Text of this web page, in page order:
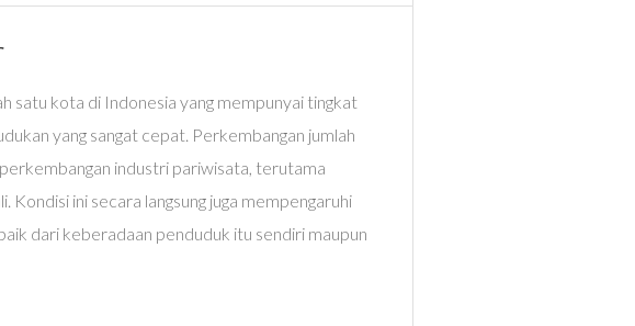
satu kota di Indonesia yang mempunyai tingkat
yang sangat cepat. Perkembangan jumlah
industri pariwisata, terutama
Kondisi ini secara langsung juga mempengaruhi
dari keberadaan penduduk itu sendiri maupun